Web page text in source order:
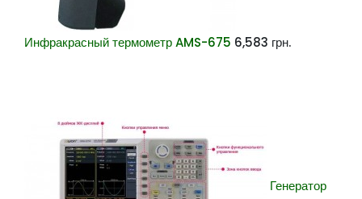
Инфракрасный термометр AMS-675 6,583 грн.
Генератор